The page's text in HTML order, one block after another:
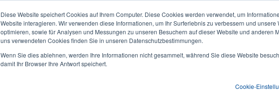
Diese Website speichert Cookies auf Ihrem Computer. Diese Cookies werden verwendet, um
Website interagieren. Wir verwenden diese Informationen, um Ihr Surferlebnis zu verbessern und
optimieren, sowie für Analysen und Messungen zu unseren Besuchern auf dieser Website und anderen
uns verwendeten Cookies finden Sie in unseren Datenschutzbestimmungen.
Wenn Sie dies ablehnen, werden Ihre Informationen nicht gesammelt, während Sie diese Website
damit Ihr Browser Ihre Antwort speichert.
Cookie-
User
account
menu
Aktuelles & Veranstaltungen